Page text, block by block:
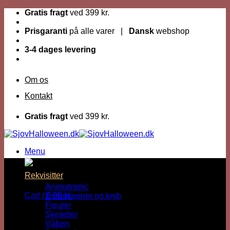
Fortsæt
indhold
Gratis fragt ved 399 kr.
Prisgaranti på alle varer | Dansk webshop
3-4 dages levering
Om os
Kontakt
Gratis fragt ved 399 kr.
Menu
Dage til Halloween :
Cart /0,00kr.
Rekvisitter
Animatronic
Edderkopper og kryb
Figurer
Skeletter
Våben